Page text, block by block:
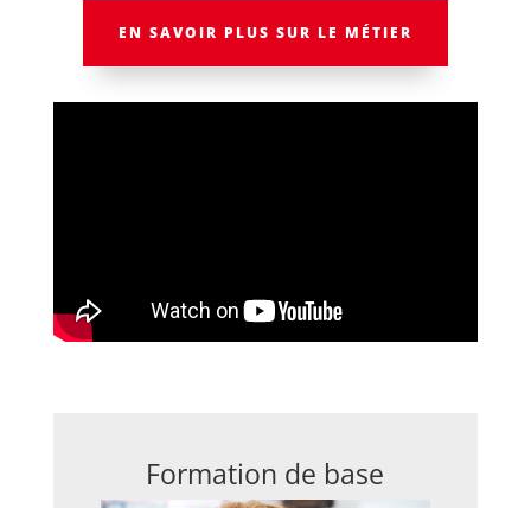
EN SAVOIR PLUS SUR LE MÉTIER
Formation de base